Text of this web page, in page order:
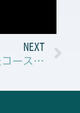
NEXT
心配されたコースでしたが・・・・